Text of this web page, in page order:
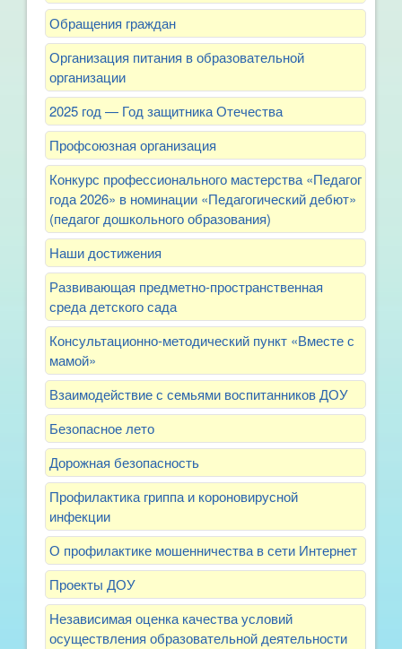
Обращения граждан
Организация питания в образовательной
организации
2025 год — Год защитника Отечества
Профсоюзная организация
Конкурс профессионального мастерства «Педагог
года 2026» в номинации «Педагогический дебют»
(педагог дошкольного образования)
Наши достижения
Развивающая предметно-пространственная
среда детского сада
Консультационно-методический пункт «Вместе с
мамой»
Взаимодействие с семьями воспитанников ДОУ
Безопасное лето
Дорожная безопасность
Профилактика гриппа и короновирусной
инфекции
О профилактике мошенничества в сети Интернет
Проекты ДОУ
Независимая оценка качества условий
осуществления образовательной деятельности